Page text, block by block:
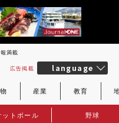
満載
広告掲載 language
産業 教育
ットボール 野球